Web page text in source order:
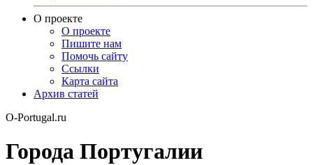
О проекте
О проекте
Пишите нам
Помочь сайту
Ссылки
Карта сайта
Архив статей
O-Portugal.ru
Города Португалии